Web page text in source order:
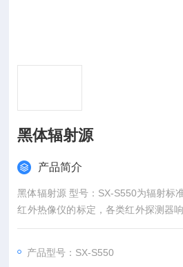
黑体辐射源
产品简介
黑体辐射源 型号：SX-S550为辐射标
红外热像仪的标定，各类红外探测器
统的校准、各种材料发射率的测量等。
产品型号：SX-S550